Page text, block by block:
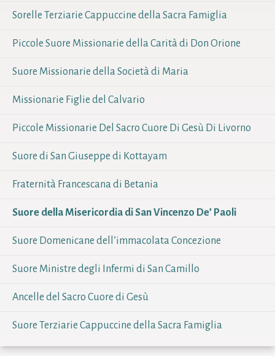
Sorelle Terziarie Cappuccine della Sacra Famiglia
Piccole Suore Missionarie della Carità di Don Orione
Suore Missionarie della Società di Maria
Missionarie Figlie del Calvario
Piccole Missionarie Del Sacro Cuore Di Gesù Di Livorno
Suore di San Giuseppe di Kottayam
Fraternità Francescana di Betania
Suore della Misericordia di San Vincenzo De’ Paoli
Suore Domenicane dell’immacolata Concezione
Suore Ministre degli Infermi di San Camillo
Ancelle del Sacro Cuore di Gesù
Suore Terziarie Cappuccine della Sacra Famiglia